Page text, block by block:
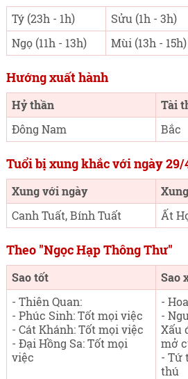
Tý (23h - 1h) Sửu (1h - 3h)
Ngọ (11h - 13h)
Mùi (13h - 15h)
Hướng xuất hành
Hỷ thần
Tài
Đông Nam
Bắc
Tuổi bị xung khắc với ngày 29/
Xung với ngày
Canh Tuất, Bính Tuất
Ất
Theo "Ngọc Hạp Thông Thư"
Sao tốt
Sao
- Thiên Quan:
- Phúc Sinh: Tốt mọi việc
- Cát Khánh: Tốt mọi việc
- Đại Hồng Sa: Tốt mọi
việc
-
-
Xấu
mở
- Tứ
thú